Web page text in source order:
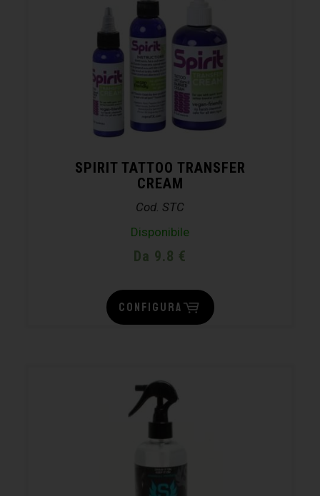
SPIRIT TATTOO TRANSFER
CREAM
Cod. STC
Disponibile
Da 9.8 €
CONFIGURA